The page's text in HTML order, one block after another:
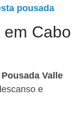
pousada
em Cabo
Pousada Valle
e